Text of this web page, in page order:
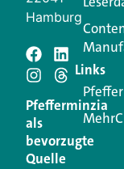
Ihre E-Mail-
Erforderliche
Hamburg
Pfefferminzia
als
bevorzugte
Quelle
Links